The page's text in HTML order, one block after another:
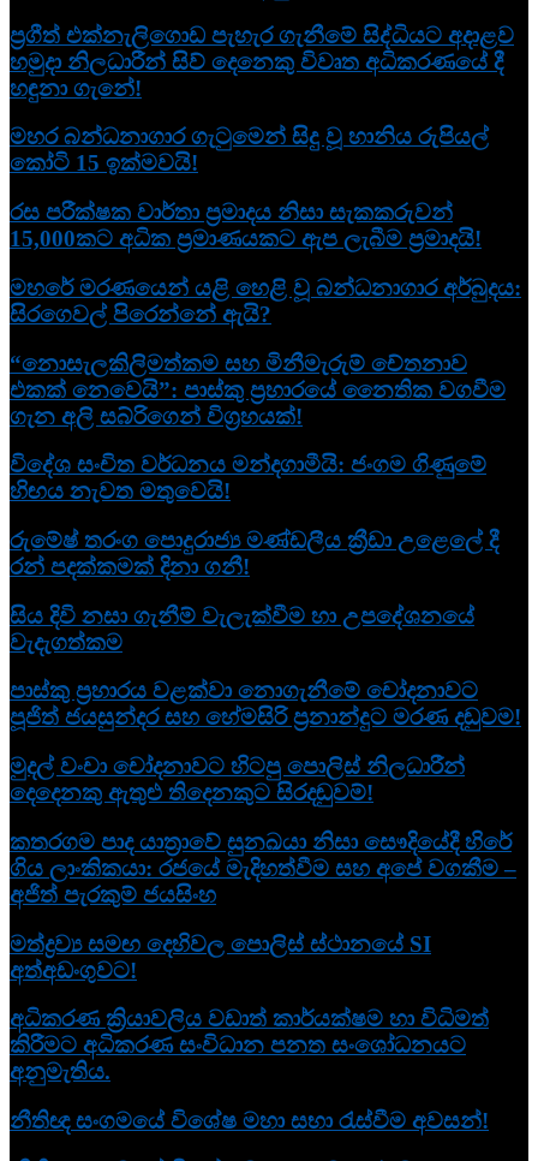
ප්‍රගීත් එක්නැලිගොඩ පැහැර ගැනීමේ සිද්ධියට අදාළව
හමුදා නිලධාරීන් සිව් දෙනෙකු විවෘත අධි­ක­ර­ණ­යේ දී
හඳුනා ගැනේ!
මහර බන්ධනාගාර ගැටුමෙන් සිදු වූ හානිය රුපියල්
කෝටි 15 ඉක්මවයි!
රස පරීක්ෂක වාර්තා ප්‍රමාදය නිසා සැකකරුවන්
15,000කට අධික ප්‍රමාණයකට ඇප ලැබීම ප්‍රමාදයි!
මහරේ මරණයෙන් යළි හෙළි වූ බන්ධනාගාර අර්බුදය:
සිරගෙවල් පිරෙන්නේ ඇයි?
“නොසැලකිලිමත්කම සහ මිනීමැරුම් චේතනාව
එකක් නෙවෙයි”: පාස්කු ප්‍රහාරයේ නෛතික වගවීම
ගැන අලි සබ්රිගෙන් විග්‍රහයක්!
විදේශ සංචිත වර්ධනය මන්දගාමීයි: ජංගම ගිණුමේ
හිඟය නැවත මතුවෙයි!
රුමේෂ් තරංග පොදුරාජ්‍ය මණ්ඩලීය ක්‍රීඩා උළෙලේ දී
රන් පදක්කමක් දිනා ගනී!
සිය දිවි නසා ගැනීම් වැලැක්වීම හා උපදේශනයේ
වැදැගත්කම
පාස්කු ප්‍රහාරය වළක්වා නොගැනීමේ චෝදනාවට
පූජිත් ජයසුන්දර සහ හේමසිරි ප්‍රනාන්දුට මරණ දඬුවම!
මුදල් වංචා චෝදනාවට හිටපු පොලිස් නිලධාරීන්
දෙදෙනකු ඇතුළු තිදෙනකුට සිරදඬුවම්!
කතරගම පාද යාත්‍රාවේ සුනඛයා නිසා සෞදියේදී හිරේ
ගිය ලාංකිකයා: රජයේ මැදිහත්වීම සහ අපේ වගකීම –
අජිත් පැරකුම් ජයසිංහ
මත්ද්‍රව්‍ය සමඟ දෙහිවල පොලිස් ස්ථානයේ SI
අත්අඩංගුවට!
අධිකරණ ක්‍රියාවලිය වඩාත් කාර්යක්ෂම හා විධිමත්
කිරීමට අධිකරණ සංවිධාන පනත සංශෝධනයට
අනුමැතිය.
නීතිඥ සංගමයේ විශේෂ මහා සභා රැස්වීම අවසන්!